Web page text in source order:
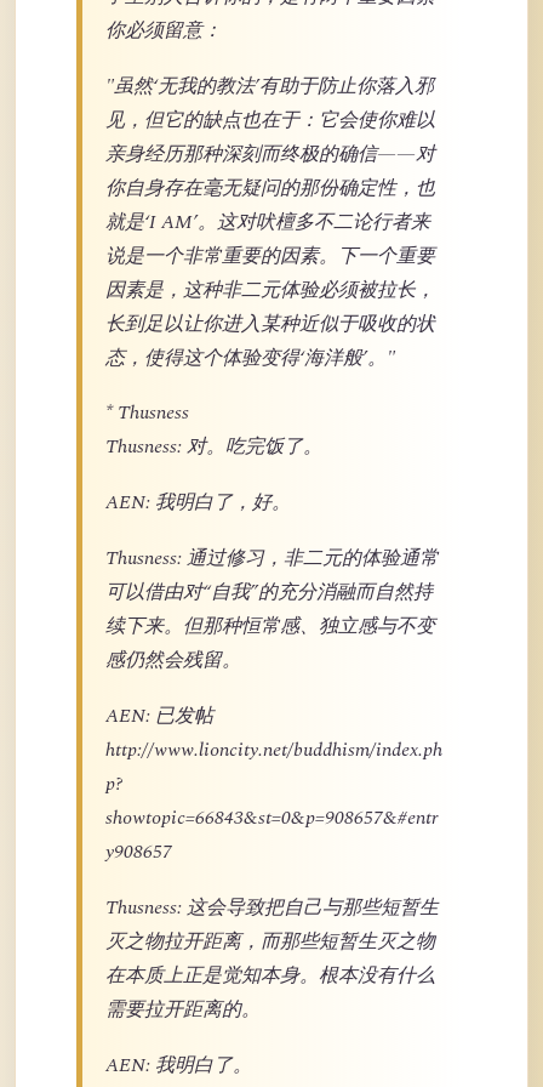
你必须留意：
"虽然‘无我的教法’有助于防止你落入邪
见，但它的缺点也在于：它会使你难以
亲身经历那种深刻而终极的确信——对
你自身存在毫无疑问的那份确定性，也
就是‘I AM’。这对吠檀多不二论行者来
说是一个非常重要的因素。下一个重要
因素是，这种非二元体验必须被拉长，
长到足以让你进入某种近似于吸收的状
态，使得这个体验变得‘海洋般’。"
* Thusness
Thusness: 对。吃完饭了。
AEN: 我明白了，好。
Thusness: 通过修习，非二元的体验通常
可以借由对“自我”的充分消融而自然持
续下来。但那种恒常感、独立感与不变
感仍然会残留。
AEN: 已发帖
http://www.lioncity.net/buddhism/index.ph
p?
showtopic=66843&st=0&p=908657&#entr
y908657
Thusness: 这会导致把自己与那些短暂生
灭之物拉开距离，而那些短暂生灭之物
在本质上正是觉知本身。根本没有什么
需要拉开距离的。
AEN: 我明白了。